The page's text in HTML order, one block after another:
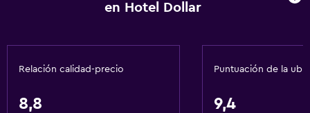
en Hotel Dollar
Relación calidad-precio
8,8
Puntuación de la
9,4